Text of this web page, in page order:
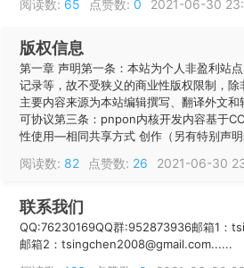
阅读数: 65 点赞数: 0 2021-06-30
版权信息
第一章 声明第一条：本站为个人非盈利站
记录等，故不受狭义的商业性版权限制，
主要内容来源为本站编辑撰写、翻译外文
可协议第三条：pnpon内核开发内容基于
性使用—相同共享方式 创作（另有特别声
阅读数: 82 点赞数: 26 2021-06-30
联系我们
QQ:76230169QQ群:952873936邮箱1：
邮箱2：tsingchen2008@gmail.com......